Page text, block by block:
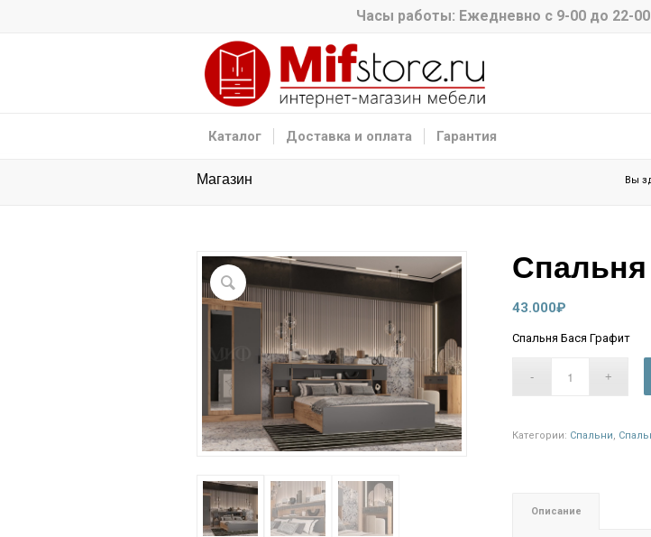
Часы работы: Ежедневно с 9-00 до 22-
Каталог Доставка и оплата Гарантия
Магазин Вы
43.000₽
Спальня Бася Графит
Категории: Спальни,
Описание